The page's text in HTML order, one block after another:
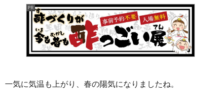
一気に気温も上がり、春の陽気になりましたね。